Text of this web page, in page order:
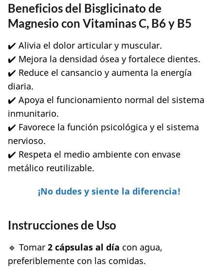
Beneficios del Bisglicinato de
Magnesio con Vitaminas C, B6 y B5
✔️ Alivia el dolor articular y muscular.
✔️ Mejora la densidad ósea y fortalece dientes.
✔️ Reduce el cansancio y aumenta la energía
diaria.
✔️ Apoya el funcionamiento normal del sistema
inmunitario.
✔️ Favorece la función psicológica y el sistema
nervioso.
✔️ Respeta el medio ambiente con envase
metálico reutilizable.
¡No dudesy siente la diferencia!
Instrucciones de Uso
🔹 Tomar 2 cápsulas al día con agua,
preferiblemente con las comidas.